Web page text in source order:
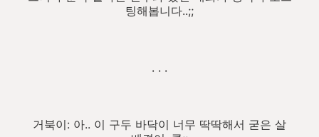
팅해봅니다..;;
. . .
거북이: 아.. 이 구두 바닥이 너무 딱딱해서 굳은 살